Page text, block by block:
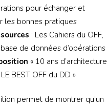
pour échanger et
les bonnes pratiques
: Les Cahiers du OFF,
de données d’opérations
« 10 ans d’architecture
BEST OFF du DD »
permet de montrer qu’un